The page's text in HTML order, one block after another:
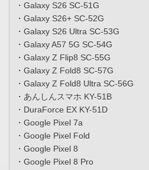
・Galaxy S26 SC-51G
・Galaxy S26+ SC-52G
・Galaxy S26 Ultra SC-53G
・Galaxy A57 5G SC-54G
・Galaxy Z Flip8 SC-55G
・Galaxy Z Fold8 SC-57G
・Galaxy Z Fold8 Ultra SC-56G
・あんしんスマホ KY-51B
・DuraForce EX KY-51D
・Google Pixel 7a
・Google Pixel Fold
・Google Pixel 8
・Google Pixel 8 Pro